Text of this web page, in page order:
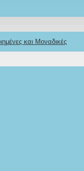
και Μοναδικές